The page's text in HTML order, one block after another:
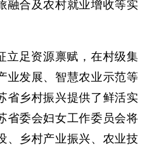
融合及农村就业增收等实
立足资源禀赋，在村级集
业发展、智慧农业示范等
省乡村振兴提供了鲜活实
省委会妇女工作委员会将
、乡村产业振兴、农业技